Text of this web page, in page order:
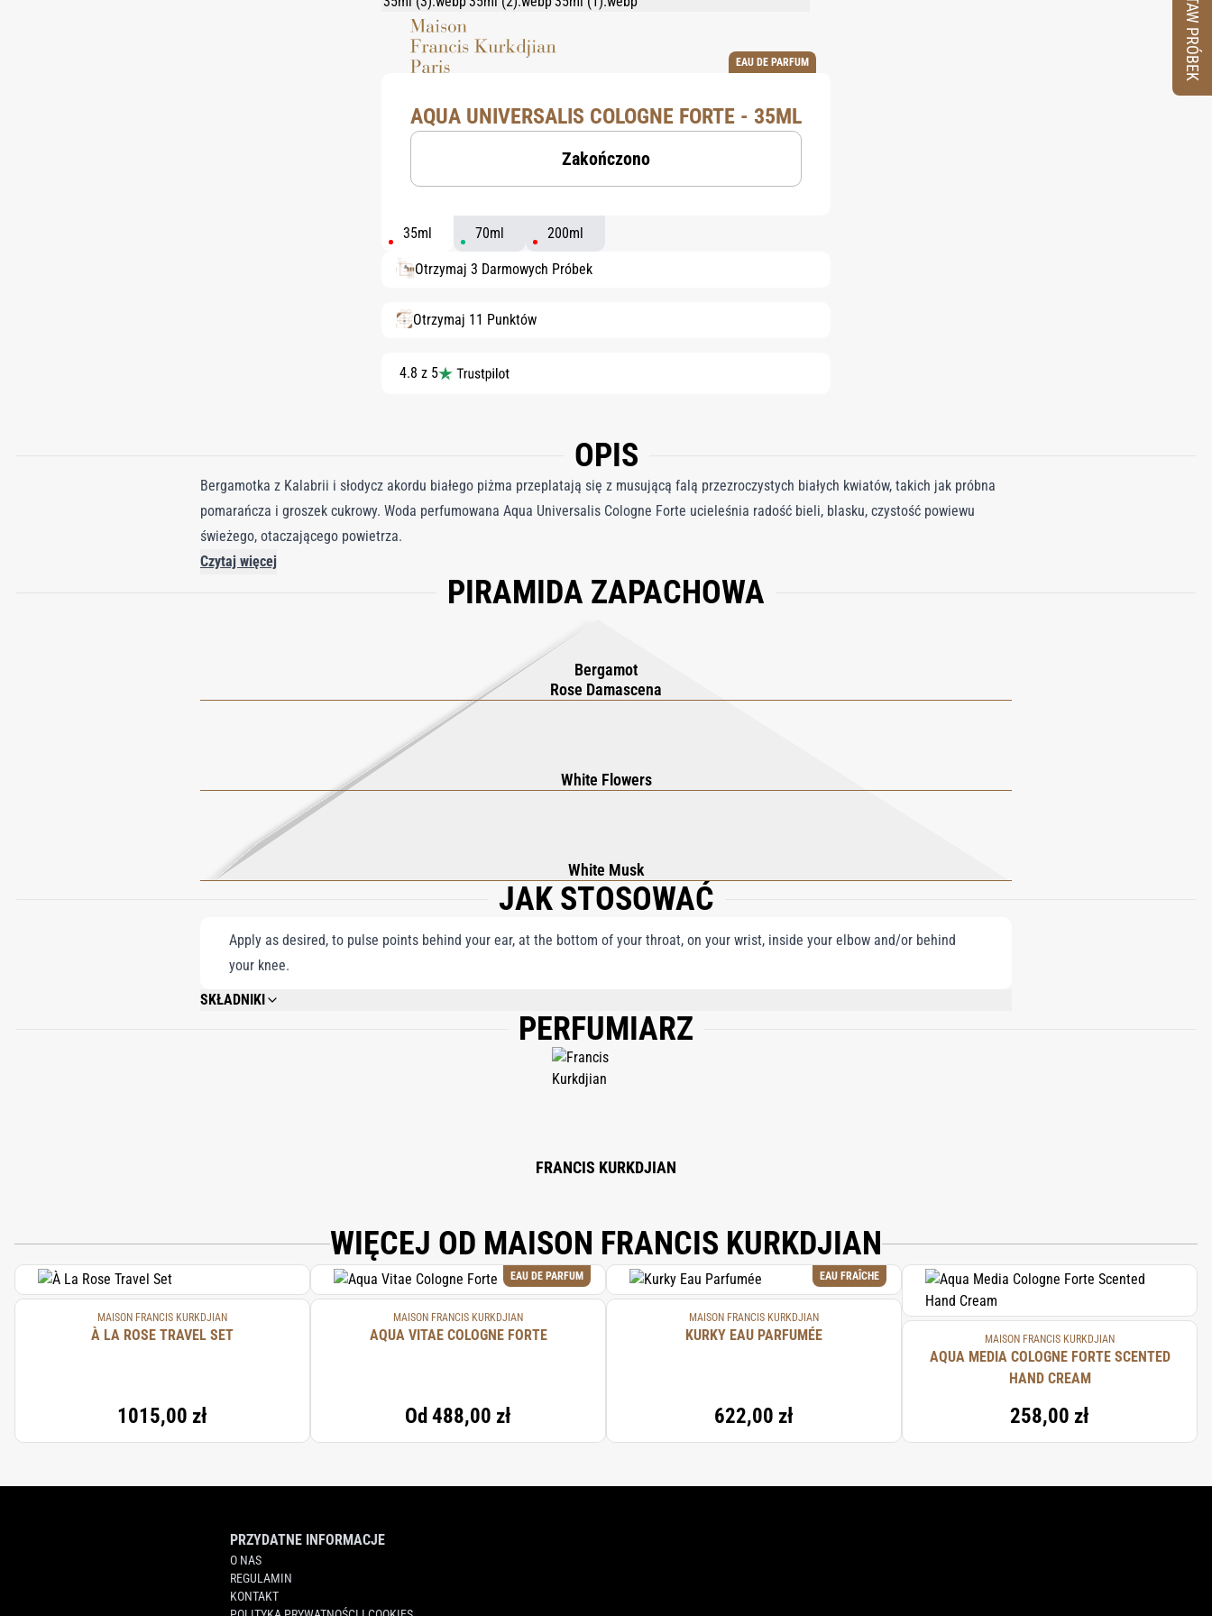
EAU DE PARFUM
AQUA UNIVERSALIS COLOGNE FORTE - 35ML
Zakończono
35ml 70ml 200ml
Otrzymaj 3 Darmowych Próbek
Otrzymaj 11 Punktów
4.8 z 5
OPIS
Bergamotka z Kalabrii i słodycz akordu białego piżma przeplatają się z musującą falą przezroczystych białych kwiatów, takich jak próbna
pomarańcza i groszek cukrowy. Woda perfumowana Aqua Universalis Cologne Forte ucieleśnia radość bieli, blasku, czystość powiewu
świeżego, otaczającego powietrza.
Czytaj więcej
PIRAMIDA ZAPACHOWA
Bergamot
Rose Damascena
White Flowers
White Musk
JAK STOSOWAĆ
Apply as desired, to pulse points behind your ear, at the bottom of your throat, on your wrist, inside your elbow and/or behind
your knee.
SKŁADNIKI
ALCOHOL; PARFUM (FRAGRANCE); AQUA (WATER); LIMONENE; LINALOOL; TRIETHYL CITRATE; GERANIOL; BUTYL METHOXYDIBENZOYLMETHANE; CITRONELLOL;
ALPHA-ISOMETHYL IONONE; CITRAL; BENZYL BENZOATE; EUGENOL; BENZYL ALCOHOL; TOCOPHEROL; BETA-SITOSTEROL; SQUALENE.
PERFUMIARZ
FRANCIS KURKDJIAN
WIĘCEJ OD MAISON FRANCIS KURKDJIAN
MAISON FRANCIS KURKDJIAN
À LA ROSE TRAVEL SET
1015,00 zł
EAU DE PARFUM
MAISON FRANCIS KURKDJIAN
AQUA VITAE COLOGNE FORTE
Od 488,00 zł
EAU FRAÎCHE
MAISON FRANCIS KURKDJIAN
KURKY EAU PARFUMÉE
622,00 zł
MAISON FRANCIS KURKDJIAN
AQUA MEDIA COLOGNE FORTE SCENTED
HAND CREAM
258,00 zł
PRZYDATNE INFORMACJE
O NAS
REGULAMIN
KONTAKT
ZESTAW PRÓBEK